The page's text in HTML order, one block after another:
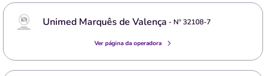
Unimed Marquês de Valença - Nº32108-7
Ver página da operadora